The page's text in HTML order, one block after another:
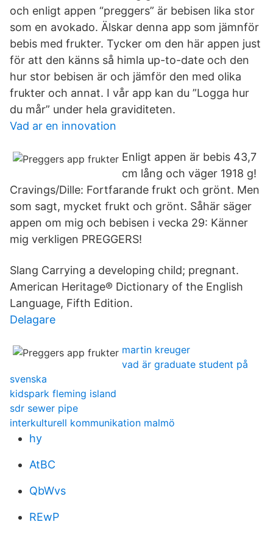
och enligt appen “preggers” är bebisen lika stor
som en avokado. Älskar denna app som jämnför
bebis med frukter. Tycker om den här appen just
för att den känns så himla up-to-date och den
hur stor bebisen är och jämför den med olika
frukter och annat. I vår app kan du ”Logga hur
du mår” under hela graviditeten.
Vad ar en innovation
Enligt appen är bebis 43,7
cm lång och väger 1918 g!
Cravings/Dille: Fortfarande frukt och grönt. Men
som sagt, mycket frukt och grönt. Såhär säger
appen om mig och bebisen i vecka 29: Känner
mig verkligen PREGGERS!
Slang Carrying a developing child; pregnant.
American Heritage® Dictionary of the English
Language, Fifth Edition.
Delagare
martin kreuger
vad är graduate student på
svenska
kidspark fleming island
sdr sewer pipe
interkulturell kommunikation malmö
hy
AtBC
QbWvs
REwP